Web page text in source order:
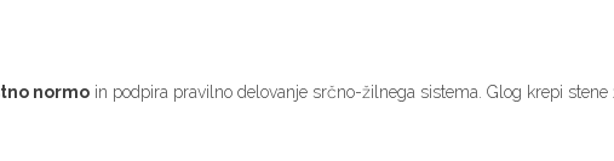
normo in podpira pravilno delovanje srčno-žilnega sistema. Glog krepi